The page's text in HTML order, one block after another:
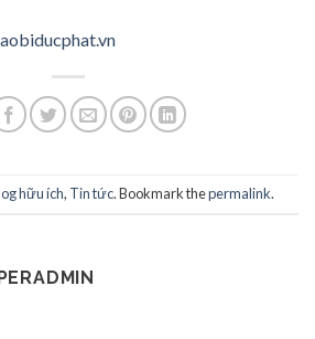
hữu ích, Tin tức. Bookmark thepermalink.